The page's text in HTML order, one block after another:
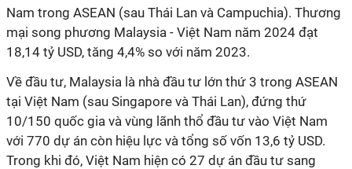
Nam trong ASEAN (sau Thái Lan và Campuchia). Thương
mại song phương Malaysia - Việt Nam năm 2024 đạt
18,14 tỷ USD, tăng 4,4% so với năm 2023.
Về đầu tư, Malaysia là nhà đầu tư lớn thứ 3 trong ASEAN
tại Việt Nam (sau Singapore và Thái Lan), đứng thứ
10/150 quốc gia và vùng lãnh thổ đầu tư vào Việt Nam
với 770 dự án còn hiệu lực và tổng số vốn 13,6 tỷ USD.
Trong khi đó, Việt Nam hiện có 27 dự án đầu tư sang